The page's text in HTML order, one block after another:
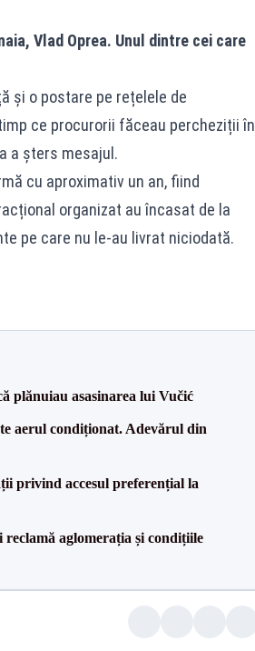
Vlad Oprea. Unul dintre cei care
și o postare pe rețelele de
ce procurorii făceau percheziții în
a șters mesajul.
cu aproximativ un an, fiind
organizat au încasat de la
pe care nu le-au livrat niciodată.
plănuiau asasinarea lui Vučić
aerul condiționat. Adevărul din
privind accesul preferențial la
aglomerația și condițiile